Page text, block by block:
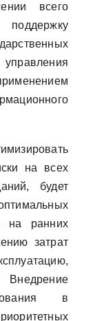
всего
на всех
будет
на ранних
затрат
в